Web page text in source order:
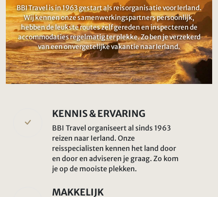
BBI Travel is in 1963 gestart als reisorganisatie voor Ierland.
Wij kennen onze samenwerkingspartners persoonlijk,
hebben de leukste routes zelf gereden en inspecteren de
accommodaties regelmatig ter plekke. Zo ben je verzekerd
van een onvergetelijke vakantie naar Ierland.
KENNIS & ERVARING
BBI Travel organiseert al sinds 1963
reizen naar Ierland. Onze
reisspecialisten kennen het land door
en door en adviseren je graag. Zo kom
je op de mooiste plekken.
MAKKELIJK